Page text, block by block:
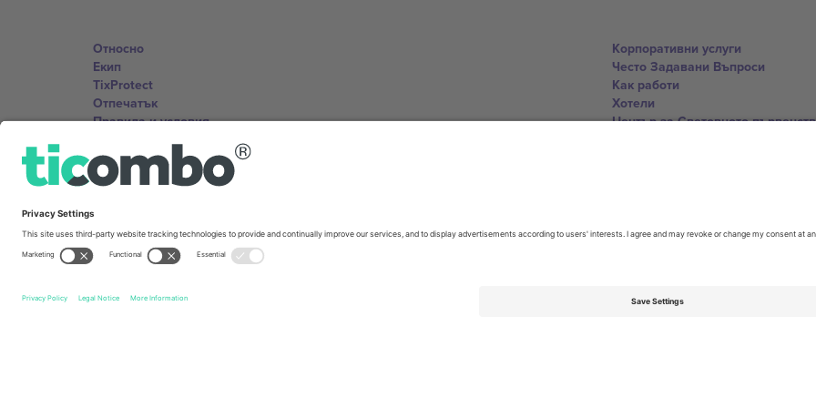
Относно
Екип
TixProtect
Отпечатък
Правила и условия
Партньорска програма
Корпоративни услуги
Често Задавани Въпроси
Как работи
Хотели
Център за Световното